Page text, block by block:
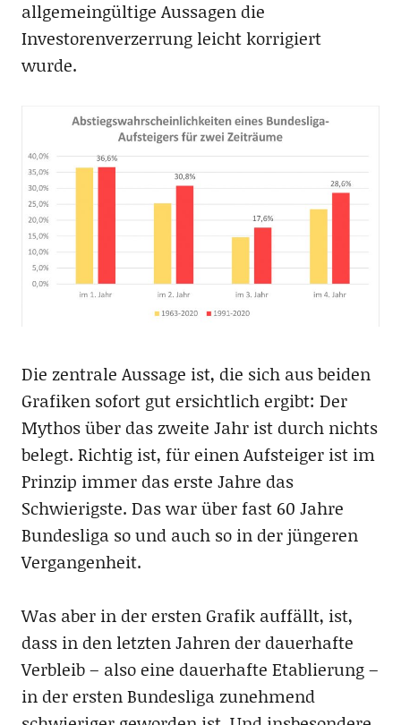
allgemeingültige Aussagen die
Investorenverzerrung leicht korrigiert
wurde.
Die zentrale Aussage ist, die sich aus beiden
Grafiken sofort gut ersichtlich ergibt: Der
Mythos über das zweite Jahr ist durch nichts
belegt. Richtig ist, für einen Aufsteiger ist im
Prinzip immer das erste Jahre das
Schwierigste. Das war über fast 60 Jahre
Bundesliga so und auch so in der jüngeren
Vergangenheit.
Was aber in der ersten Grafik auffällt, ist,
dass in den letzten Jahren der dauerhafte
Verbleib – also eine dauerhafte Etablierung –
in der ersten Bundesliga zunehmend